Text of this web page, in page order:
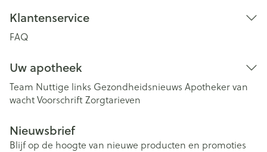
Klantenservice
FAQ
Uw apotheek
Team Nuttige links Gezondheidsnieuws Apotheker van
wachtVoorschriftZorgtarieven
Nieuwsbrief
Blijf op de hoogte van nieuwe producten en promoties